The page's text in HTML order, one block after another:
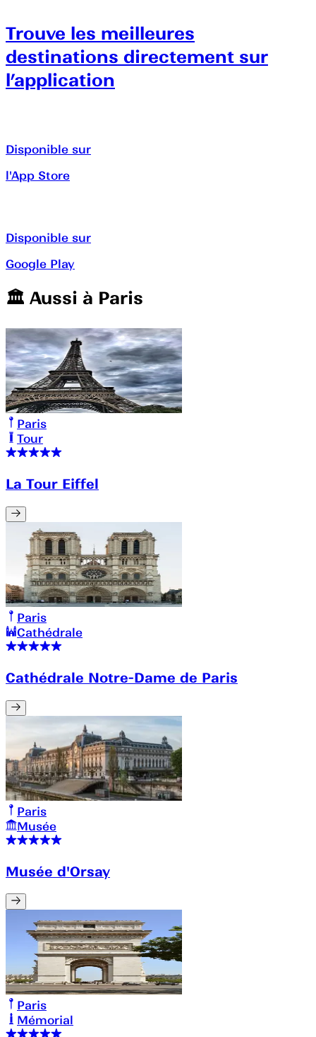
Trouve les meilleures
destinations directement sur
l’application
Disponible sur
l'App Store
Disponible sur
Google Play
🏛️️ Aussi à Paris
Paris
Tour
La Tour Eiffel
Paris
Cathédrale
Cathédrale Notre-Dame de Paris
Paris
Musée
Musée d'Orsay
Paris
Mémorial